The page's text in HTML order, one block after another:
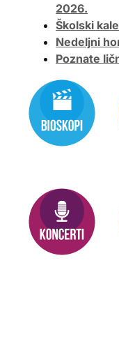
2026.
Školski
Nedeljni
Poznate